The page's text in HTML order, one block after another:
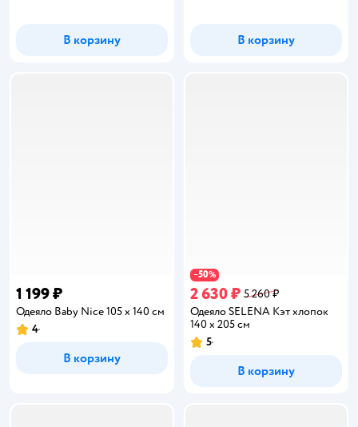
В корзину В корзину
1 199 ₽
Одеяло Baby Nice 105 x 140 см
Рейтинг:
4
В корзину
−50%
2 630 ₽ 5 260 ₽
Одеяло SELENA Кэт хлопок
140 x 205 см
Рейтинг:
5
В корзину